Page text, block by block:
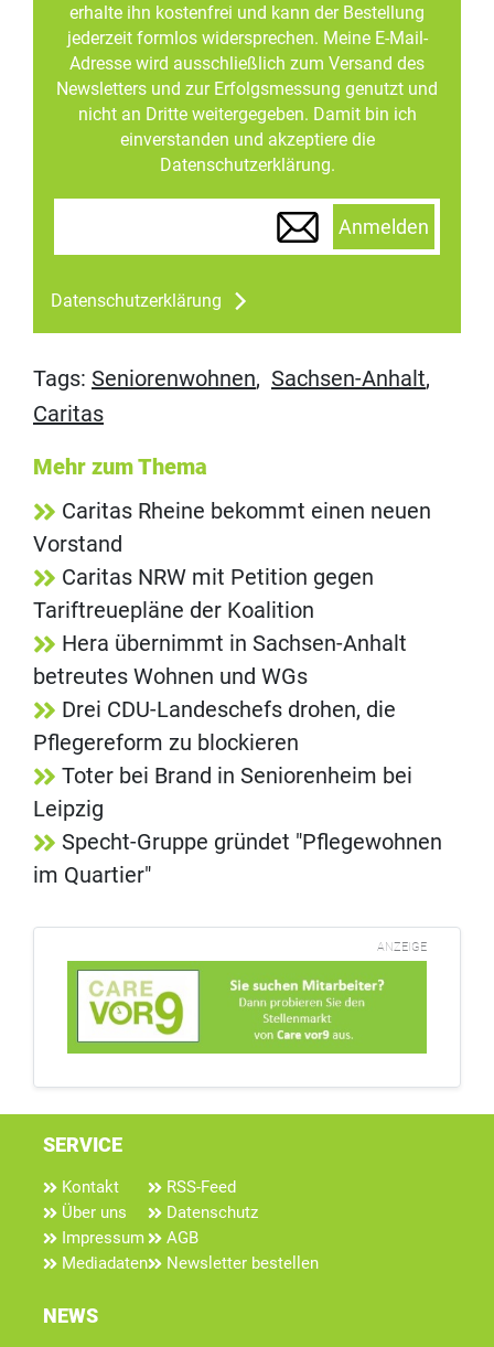
erhalte ihn kostenfrei und kann der Bestellung
jederzeit formlos widersprechen. Meine E-Mail-
Adresse wird ausschließlich zum Versand des
Newsletters und zur Erfolgsmessung genutzt und
nicht an Dritte weitergegeben. Damit bin ich
einverstanden und akzeptiere die
Datenschutzerklärung.
Anmelden
Datenschutzerklärung
Tags: Seniorenwohnen, Sachsen-Anhalt,
Caritas
Mehr zum Thema
Caritas Rheine bekommt einen neuen
Vorstand
Caritas NRW mit Petition gegen
Tariftreuepläne der Koalition
Hera übernimmt in Sachsen-Anhalt
betreutes Wohnen und WGs
Drei CDU-Landeschefs drohen, die
Pflegereform zu blockieren
Toter bei Brand in Seniorenheim bei
Leipzig
Specht-Gruppe gründet "Pflegewohnen
im Quartier"
ANZEIGE
SERVICE
Kontakt
Über uns
Impressum
Mediadaten
RSS-Feed
Datenschutz
AGB
Newsletter bestellen
NEWS